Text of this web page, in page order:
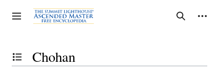
to
content
Toggle sidebar Search
Personal tools
Toggle the table of contentsChohan